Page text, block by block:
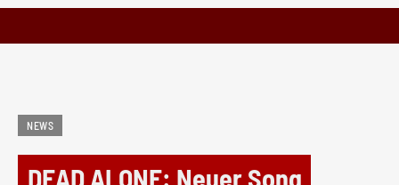
NEWS
DEAD ALONE: Neuer Song